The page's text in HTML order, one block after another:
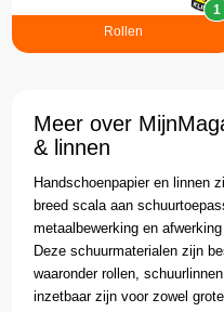
Meer over
& linnen
Handschoenpapier en linnen
breed scala aan
metaalbewerking en
Deze schuurmaterialen zijn
waaronder rollen,
inzetbaar zijn voor zowel
Rollen
1